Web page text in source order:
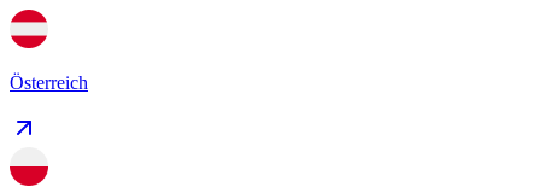
Österreich